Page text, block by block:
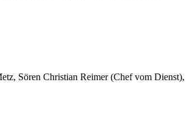
Sören Christian Reimer (Chef vom Dienst),